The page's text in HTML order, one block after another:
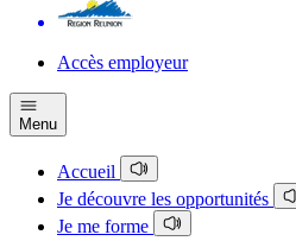
Accès employeur
Menu
Accueil
Je découvre les opportunités
Je me forme